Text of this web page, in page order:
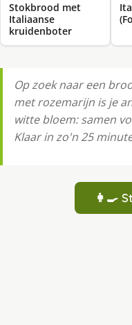
Stokbrood met
Italiaanse
kruidenboter
Op zoek naar een
met rozemarijn is je
witte bloem: samen
Klaar in zo'n 25
👩‍🍳